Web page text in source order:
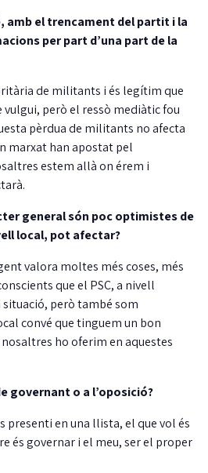
amb el trencament del partit i la
per part d’una part de la
de militants i és legítim que
però el ressò mediàtic fou
pèrdua de militants no afecta
marxat han apostat pel
estem allà on érem i
general són poc optimistes de
local, pot afectar?
valora moltes més coses, més
que el PSC, a nivell
però també som
convé que tinguem un bon
ho oferim en aquestes
governant o a l’oposició?
presenti en una llista, el que vol és
és governar i el meu, ser el proper